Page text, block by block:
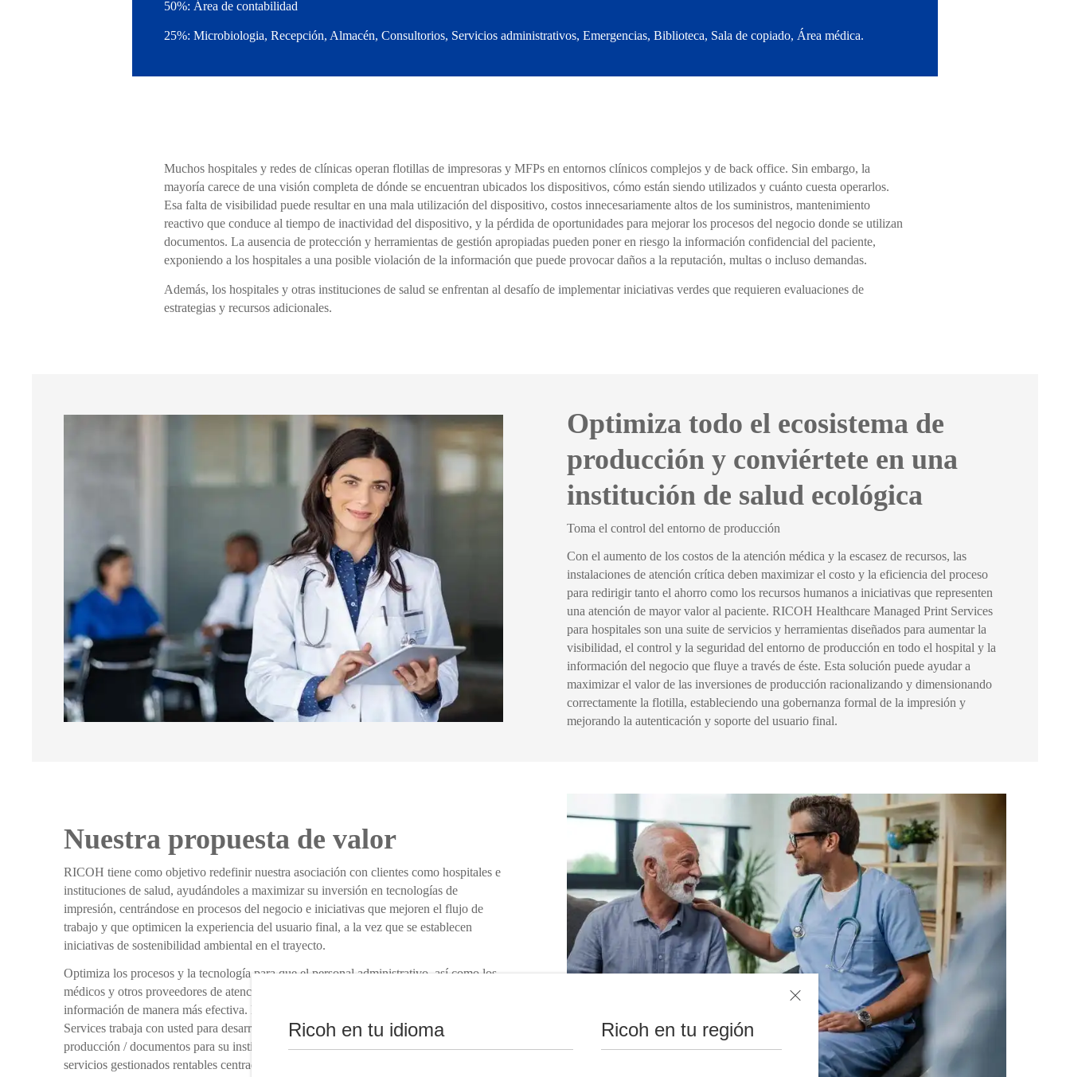
Ricoh en tu idioma Ricoh en tu región
50%: Área de contabilidad
25%: Microbiologia, Recepción, Almacén, Consultorios, Servicios administrativos, Emergencias, Biblioteca, Sala de copiado, Área médica.
Muchos hospitales y redes de clínicas operan flotillas de impresoras y MFPs en entornos clínicos complejos y de back office. Sin embargo, la
mayoría carece de una visión completa de dónde se encuentran ubicados los dispositivos, cómo están siendo utilizados y cuánto cuesta operarlos.
Esa falta de visibilidad puede resultar en una mala utilización del dispositivo, costos innecesariamente altos de los suministros, mantenimiento
reactivo que conduce al tiempo de inactividad del dispositivo, y la pérdida de oportunidades para mejorar los procesos del negocio donde se utilizan
documentos. La ausencia de protección y herramientas de gestión apropiadas pueden poner en riesgo la información confidencial del paciente,
exponiendo a los hospitales a una posible violación de la información que puede provocar daños a la reputación, multas o incluso demandas.
Además, los hospitales y otras instituciones de salud se enfrentan al desafío de implementar iniciativas verdes que requieren evaluaciones de
estrategias y recursos adicionales.
Optimiza todo el ecosistema de
producción y conviértete en una
institución de salud ecológica
Toma el control del entorno de producción
Con el aumento de los costos de la atención médica y la escasez de recursos, las
instalaciones de atención crítica deben maximizar el costo y la eficiencia del proceso
para redirigir tanto el ahorro como los recursos humanos a iniciativas que representen
una atención de mayor valor al paciente. RICOH Healthcare Managed Print Services
para hospitales son una suite de servicios y herramientas diseñados para aumentar la
visibilidad, el control y la seguridad del entorno de producción en todo el hospital y la
información del negocio que fluye a través de éste. Esta solución puede ayudar a
maximizar el valor de las inversiones de producción racionalizando y dimensionando
correctamente la flotilla, estableciendo una gobernanza formal de la impresión y
mejorando la autenticación y soporte del usuario final.
Nuestra propuesta de valor
RICOH tiene como objetivo redefinir nuestra asociación con clientes como hospitales e
instituciones de salud, ayudándoles a maximizar su inversión en tecnologías de
impresión, centrándose en procesos del negocio e iniciativas que mejoren el flujo de
trabajo y que optimicen la experiencia del usuario final, a la vez que se establecen
iniciativas de sostenibilidad ambiental en el trayecto.
Optimiza los procesos y la tecnología para que el personal administrativo, así como los
médicos y otros proveedores de atención médica puedan crear, almacenar y usar la
información de manera más efectiva. Nuestro equipo de Healthcare Managed Print
Services trabaja con usted para desarrollar la estrategia correcta de gestión de
producción / documentos para su institución de atención médica y para proporcionar
servicios gestionados rentables centrados en la sostenibilidad ambiental.